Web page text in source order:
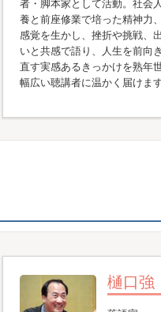
養と前座修業で培った精神力
感覚を生かし、挫折や挑戦、
いと共感で語り、人生を前向
直す実感あるきっかけを熟年
幅広い聴講者に温かく届けます
樋口強